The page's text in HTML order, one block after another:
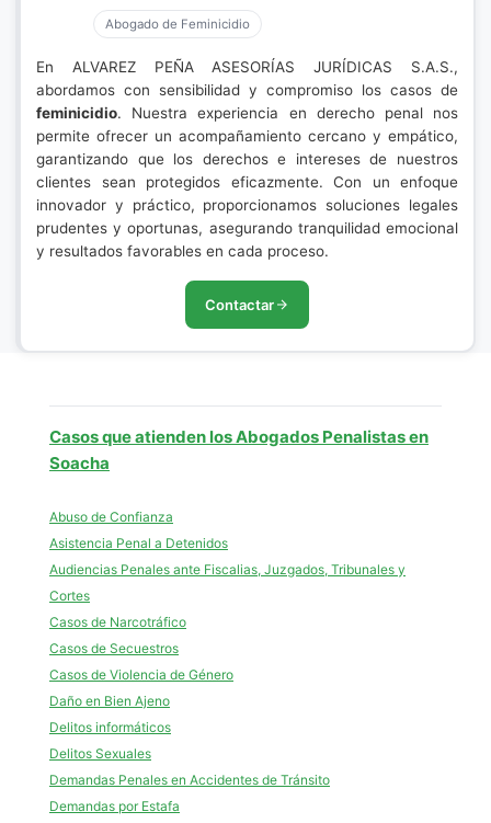
Abogado de Feminicidio
En ALVAREZ PEÑA ASESORÍAS JURÍDICAS S.A.S.,
abordamos con sensibilidad y compromiso los casos de
feminicidio. Nuestra experiencia en derecho penal nos
permite ofrecer un acompañamiento cercano y empático,
garantizando que los derechos e intereses de nuestros
clientes sean protegidos eficazmente. Con un enfoque
innovador y práctico, proporcionamos soluciones legales
prudentes y oportunas, asegurando tranquilidad emocional
y resultados favorables en cada proceso.
Contactar
Casos que atienden los Abogados Penalistas en
Soacha
Abuso de Confianza
Asistencia Penal a Detenidos
Audiencias Penales ante Fiscalias, Juzgados, Tribunales y
Cortes
Casos de Narcotráfico
Casos de Secuestros
Casos de Violencia de Género
Daño en Bien Ajeno
Delitos informáticos
Delitos Sexuales
Demandas Penales en Accidentes de Tránsito
Demandas por Estafa